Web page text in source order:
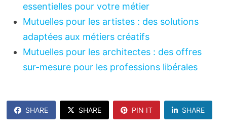
essentielles pour votre métier
Mutuelles pour les artistes : des solutions
adaptées aux métiers créatifs
Mutuelles pour les architectes : des offres
sur-mesure pour les professions libérales
SHARE SHARE PIN IT SHARE